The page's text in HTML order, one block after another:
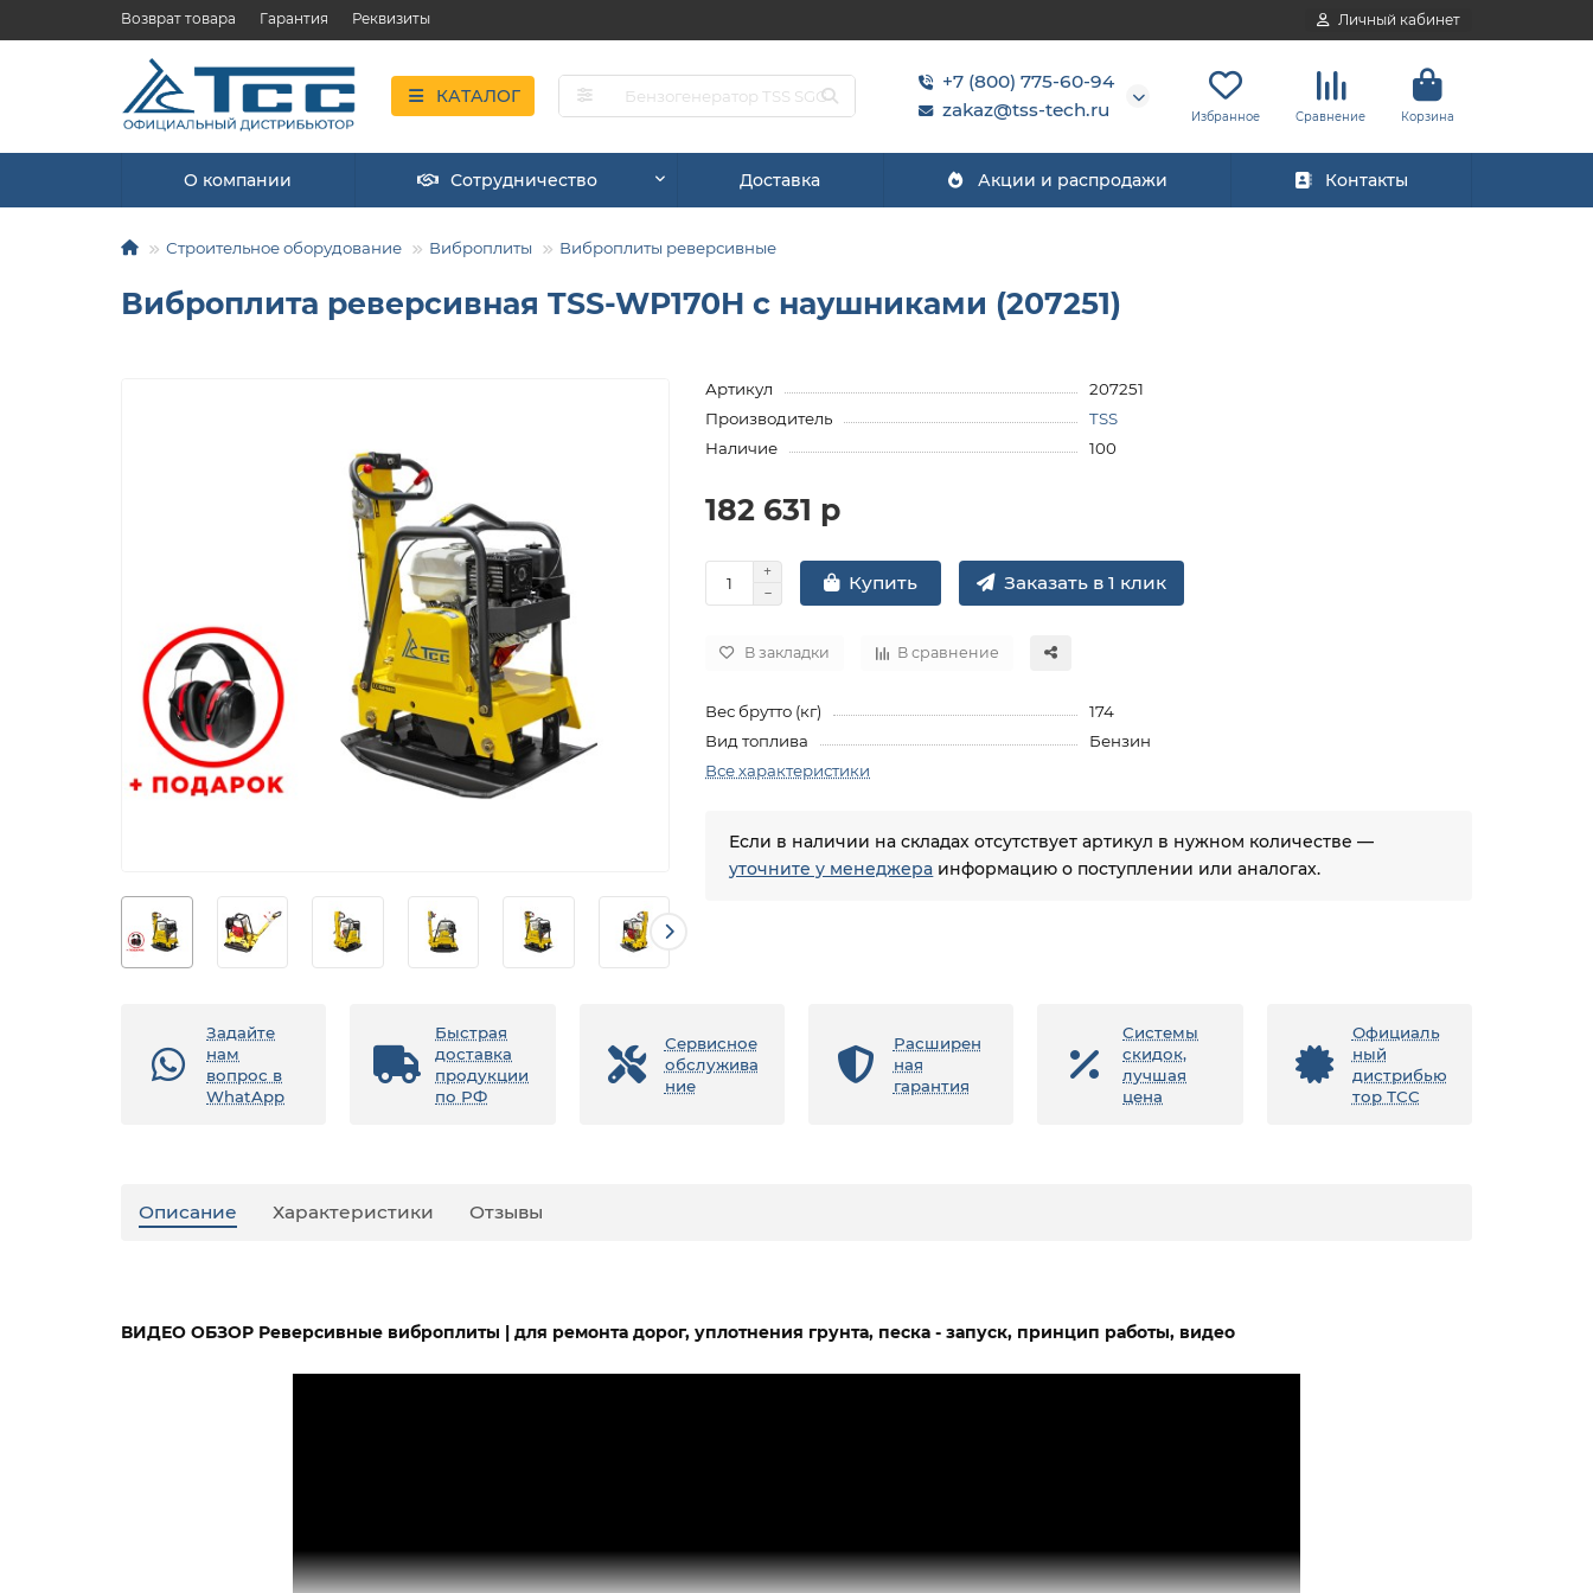
Возврат товара Гарантия Реквизиты Личный кабинет
КАТАЛОГ
+7 (800) 775-60-94
zakaz@tss-tech.ru
Избранное Сравнение Корзина
О компании Сотрудничество Доставка Акции и распродажи Контакты
Строительное оборудование Виброплиты Виброплиты реверсивные
Виброплита реверсивная TSS-WP170H с наушниками (207251)
Артикул
207251
Производитель
TSS
Наличие
100
182 631 р
Купить Заказать в 1 клик
В закладки В сравнение
Вес брутто (кг)
174
Вид топлива
Бензин
Все характеристики
Если в наличии на складах отсутствует артикул в нужном количестве —
уточните у менеджера информацию о поступлении или аналогах.
Задайте
нам
вопрос в
WhatApp
Быстрая
доставка
продукции
по РФ
Сервисное
обслужива
ние
Расширен
ная
гарантия
Системы
скидок,
лучшая
цена
Официаль
ный
дистрибью
тор ТСС
Описание Характеристики Отзывы
ВИДЕО ОБЗОР Реверсивные виброплиты | для ремонта дорог, уплотнения грунта, песка - запуск, принцип работы, видео